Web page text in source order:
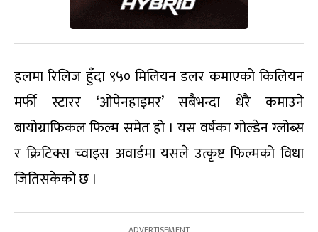
हलमा रिलिज हुँदा ९५० मिलियन डलर कमाएको किलियन
मर्फी स्टारर ‘ओपेनहाइमर’ सबैभन्दा धेरै कमाउने
बायोग्राफिकल फिल्म समेत हो । यस वर्षका गोल्डेन ग्लोब्स
र क्रिटिक्स च्वाइस अवार्डमा यसले उत्कृष्ट फिल्मको विधा
जितिसकेको छ ।